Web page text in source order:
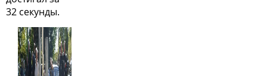
32 секунды.